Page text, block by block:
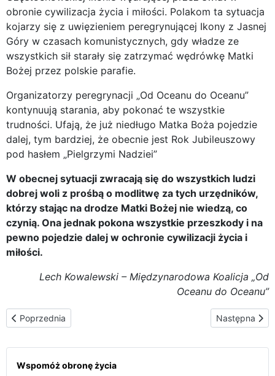
obronie cywilizacja życia i miłości. Polakom ta sytuacja
kojarzy się z uwięzieniem peregrynującej Ikony z Jasnej
Góry w czasach komunistycznych, gdy władze ze
wszystkich sił starały się zatrzymać wędrówkę Matki
Bożej przez polskie parafie.
Organizatorzy peregrynacji „Od Oceanu do Oceanu”
kontynuują starania, aby pokonać te wszystkie
trudności. Ufają, że już niedługo Matka Boża pojedzie
dalej, tym bardziej, że obecnie jest Rok Jubileuszowy
pod hasłem „Pielgrzymi Nadziei”
W obecnej sytuacji zwracają się do wszystkich ludzi
dobrej woli z prośbą o modlitwę za tych urzędników,
którzy stając na drodze Matki Bożej nie wiedzą, co
czynią. Ona jednak pokona wszystkie przeszkody i na
pewno pojedzie dalej w ochronie cywilizacji życia i
miłości.
Lech Kowalewski – Międzynarodowa Koalicja „Od
Oceanu do Oceanu”
Poprzednia strona: Matka Boża Częstochowska rozpoczyna
Poprzednia Następna
Następna
Wspomóż obronę życia